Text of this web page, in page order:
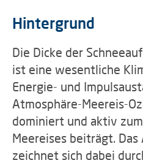
Hintergrund
Die Dicke der
ist eine wesentliche
Energie- und
Atmosphäre-Meereis-
dominiert und aktiv
Meereises beiträgt.
zeichnet sich dabei